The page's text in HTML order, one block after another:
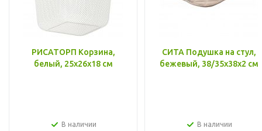
РИСАТОРП Корзина,
белый, 25x26x18 см
В наличии
СИТА Подушка на стул,
бежевый, 38/35x38x2 см
В наличии